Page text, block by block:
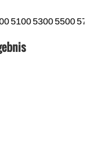
510053005500